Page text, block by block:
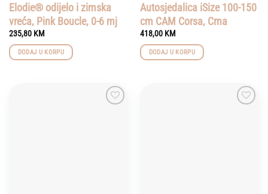
Elodie® odijelo i zimska
vreća, Pink Boucle, 0-6 mj
235,80 KM
DODAJ U KORPU
Autosjedalica iSize 100-150
cm CAM Corsa, Crna
418,00 KM
DODAJ U KORPU